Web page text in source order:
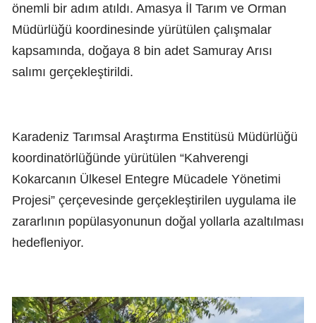
önemli bir adım atıldı. Amasya İl Tarım ve Orman
Müdürlüğü koordinesinde yürütülen çalışmalar
kapsamında, doğaya 8 bin adet Samuray Arısı
salımı gerçekleştirildi.
Karadeniz Tarımsal Araştırma Enstitüsü Müdürlüğü
koordinatörlüğünde yürütülen “Kahverengi
Kokarcanın Ülkesel Entegre Mücadele Yönetimi
Projesi” çerçevesinde gerçekleştirilen uygulama ile
zararlının popülasyonunun doğal yollarla azaltılması
hedefleniyor.